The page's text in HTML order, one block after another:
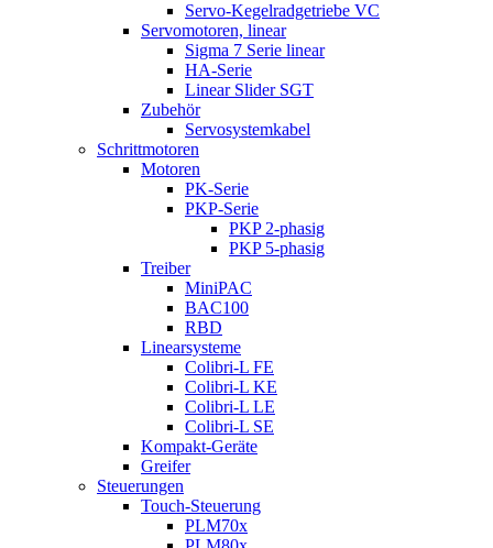
Servo-Kegelradgetriebe VC
Servomotoren, linear
Sigma 7 Serie linear
HA-Serie
Linear Slider SGT
Zubehör
Servosystemkabel
Schrittmotoren
Motoren
PK-Serie
PKP-Serie
PKP 2-phasig
PKP 5-phasig
Treiber
MiniPAC
BAC100
RBD
Linearsysteme
Colibri-L FE
Colibri-L KE
Colibri-L LE
Colibri-L SE
Kompakt-Geräte
Greifer
Steuerungen
Touch-Steuerung
PLM70x